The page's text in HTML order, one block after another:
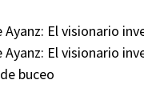
El visionario
El visionario
buceo